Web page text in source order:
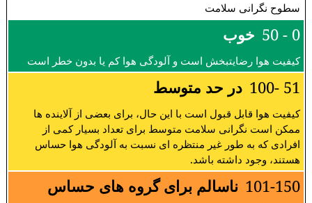
سطوح نگرانی سلامت
0 - 50 خوب
کیفیت هوا رضایتبخش است و آلودگی هوا کم یا بدون خطر است
51 -100 در حد متوسط
کیفیت هوا قابل قبول است با این حال، برای بعضی از آلاینده ها
ممکن است نگرانی سلامت متوسط برای تعداد بسیار کمی از
افرادی که به طور غیر منتظره ای نسبت به آلودگی هوا حساس
هستند، وجود داشته باشد.
101-150 ناسالم برای گروه های حساس